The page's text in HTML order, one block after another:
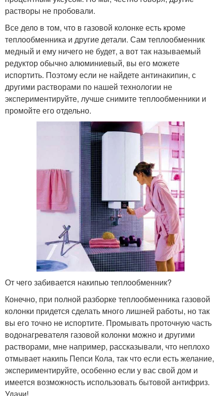
растворы не пробовали.
Все дело в том, что в газовой колонке есть кроме
теплообменника и другие детали. Сам теплообменник
медный и ему ничего не будет, а вот так называемый
редуктор обычно алюминиевый, вы его можете
испортить. Поэтому если не найдете антинакипин, с
другими растворами по нашей технологии не
экспериментируйте, лучше снимите теплообменники и
промойте его отдельно.
От чего забивается накипью теплообменник?
Конечно, при полной разборке теплообменника газовой
колонки придется сделать много лишней работы, но так
вы его точно не испортите. Промывать проточную часть
водонагревателя газовой колонки можно и другими
растворами, мне например, рассказывали, что неплохо
отмывает накипь Пепси Кола, так что если есть желание,
экспериментируйте, особенно если у вас свой дом и
имеется возможность использовать бытовой антифриз.